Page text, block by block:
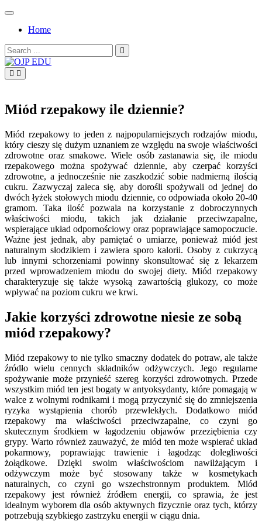
Skip
contentHome
Search
for:
Miód rzepakowy ile dziennie?
Miód rzepakowy to jeden z najpopularniejszych rodzajów miodu,
który cieszy się dużym uznaniem ze względu na swoje właściwości
zdrowotne oraz smakowe. Wiele osób zastanawia się, ile miodu
rzepakowego można spożywać dziennie, aby czerpać korzyści
zdrowotne, a jednocześnie nie zaszkodzić sobie nadmierną ilością
cukru. Zazwyczaj zaleca się, aby dorośli spożywali od jednej do
dwóch łyżek stołowych miodu dziennie, co odpowiada około 20-40
gramom. Taka ilość pozwala na korzystanie z dobroczynnych
właściwości miodu, takich jak działanie przeciwzapalne,
wspierające układ odpornościowy oraz poprawiające samopoczucie.
Ważne jest jednak, aby pamiętać o umiarze, ponieważ miód jest
naturalnym słodzikiem i zawiera sporo kalorii. Osoby z cukrzycą
lub innymi schorzeniami powinny skonsultować się z lekarzem
przed wprowadzeniem miodu do swojej diety. Miód rzepakowy
charakteryzuje się także wysoką zawartością glukozy, co może
wpływać na poziom cukru we krwi.
Jakie korzyści zdrowotne niesie ze sobą
miód rzepakowy?
Miód rzepakowy to nie tylko smaczny dodatek do potraw, ale także
źródło wielu cennych składników odżywczych. Jego regularne
spożywanie może przynieść szereg korzyści zdrowotnych. Przede
wszystkim miód ten jest bogaty w antyoksydanty, które pomagają w
walce z wolnymi rodnikami i mogą przyczynić się do zmniejszenia
ryzyka wystąpienia chorób przewlekłych. Dodatkowo miód
rzepakowy ma właściwości przeciwzapalne, co czyni go
skutecznym środkiem w łagodzeniu objawów przeziębienia czy
grypy. Warto również zauważyć, że miód ten może wspierać układ
pokarmowy, poprawiając trawienie i łagodząc dolegliwości
żołądkowe. Dzięki swoim właściwościom nawilżającym i
odżywczym może być stosowany także w kosmetykach
naturalnych, co czyni go wszechstronnym produktem. Miód
rzepakowy jest również źródłem energii, co sprawia, że jest
idealnym wyborem dla osób aktywnych fizycznie oraz tych, którzy
potrzebują szybkiego zastrzyku energii w ciągu dnia.